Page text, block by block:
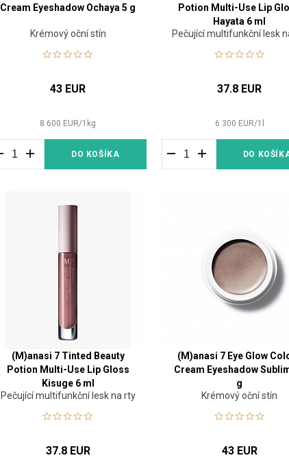
Cream Eyeshadow Ochaya 5 g
Krémový oční stín
43 EUR
8 600 EUR/1 kg
DO KOŠÍKA
Potion Multi-Use Lip
Hayata 6 ml
Pečující multifunkční lesk
37.8 EUR
6 300 EUR/1
DO
(M)anasi 7 Tinted Beauty
Potion Multi-Use Lip Gloss
Kisuge 6 ml
Pečující multifunkční lesk na rty
37.8 EUR
(M)anasi 7 Eye Glow
Cream Eyeshadow
g
Krémový oční stín
43 EUR